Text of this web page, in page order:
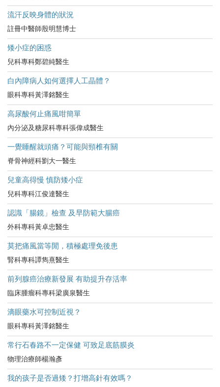
流汗反映身體的狀況
註冊中醫師殷明慧博士
矮小症的困惑
兒科專科鄭碧純醫生
白內障病人如何選擇人工晶體？
眼科專科黃澤銘醫生
高尿酸何止痛風咁簡單
內分泌及糖尿科專科張偉成醫生
一覺睡醒就頭痛？可能與頸椎有關
脊骨神經科劉大一醫生
兒童高得慢 慎防矮小症
兒科專科江俊達醫生
認識「腸鏡」檢查 及早防範大腸癌
外科專科黃卓忠醫生
莫把痛風當等閒，積極處理免後患
腎科專科譚雋熹醫生
前列腺癌治療新發展 有助提升存活率
臨床腫瘤科專科梁廣泉醫生
滴眼藥水可控制近視？
眼科專科黃澤銘醫生
常行石春路不一定保健 可致足底筋膜炎
物理治療師楊瀚彥
我的孩子是否過矮？打增高針有效嗎？